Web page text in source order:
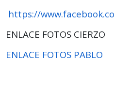
https://
ENLACE FOTOS CIERZO
ENLACE FOTOS PABLO